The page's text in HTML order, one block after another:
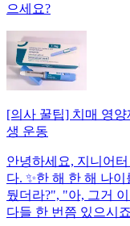
으세요?
[의사 꿀팁] 치매 영
생 운동
안녕하세요, 지니어
다. ✨한 해 한 해 나
뒀더라?", "아, 그거
다들 한 번쯤 있으시